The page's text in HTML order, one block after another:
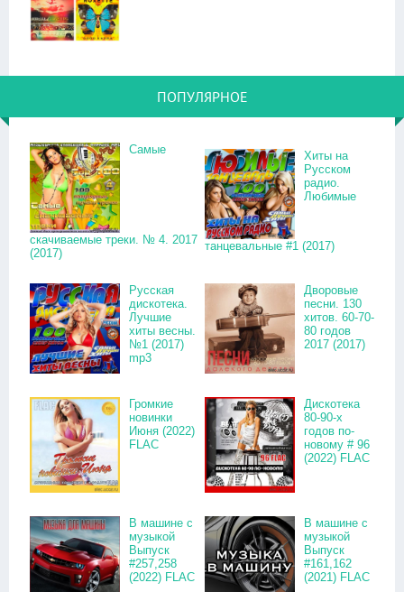
ПОПУЛЯРНОЕ
Самые
скачиваемые треки. № 4. 2017
(2017)
Хиты на
Русском
радио.
Любимые
танцевальные #1 (2017)
Русская
дискотека.
Лучшие
хиты весны.
№1 (2017)
mp3
Дворовые
песни. 130
хитов. 60-70-
80 годов
2017 (2017)
Громкие
новинки
Июня (2022)
FLAC
Дискотека
80-90-х
годов по-
новому # 96
(2022) FLAC
В машине с
музыкой
Выпуск
#257,258
(2022) FLAC
В машине с
музыкой
Выпуск
#161,162
(2021) FLAC